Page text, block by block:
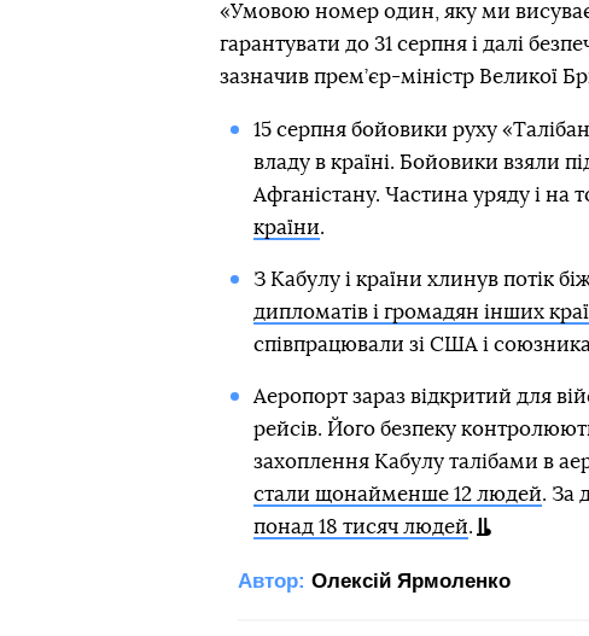
«Умовою номер один, яку ми
гарантувати до 31 серпня і далі
зазначив прем’єр-міністр Великої
15 серпня бойовики руху
владу в країні. Бойовики взяли
Афганістану. Частина уряду і на
країни.
З Кабулу і країни хлинув потік
дипломатів і громадян інших
співпрацювали зі США і
Аеропорт зараз відкритий для
рейсів. Його безпеку
захоплення Кабулу талібами в
стали щонайменше 12 людей. За
понад 18 тисяч людей.
Автор: Олексій Ярмоленко